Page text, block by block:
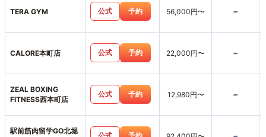
TERA GYM 公式 予約 56,000円〜 -
CALORE本町店 公式 予約 22,000円〜 -
ZEAL BOXING
FITNESS西本町店
公式 予約 12,980円〜 -
駅前筋肉留学GO北堀